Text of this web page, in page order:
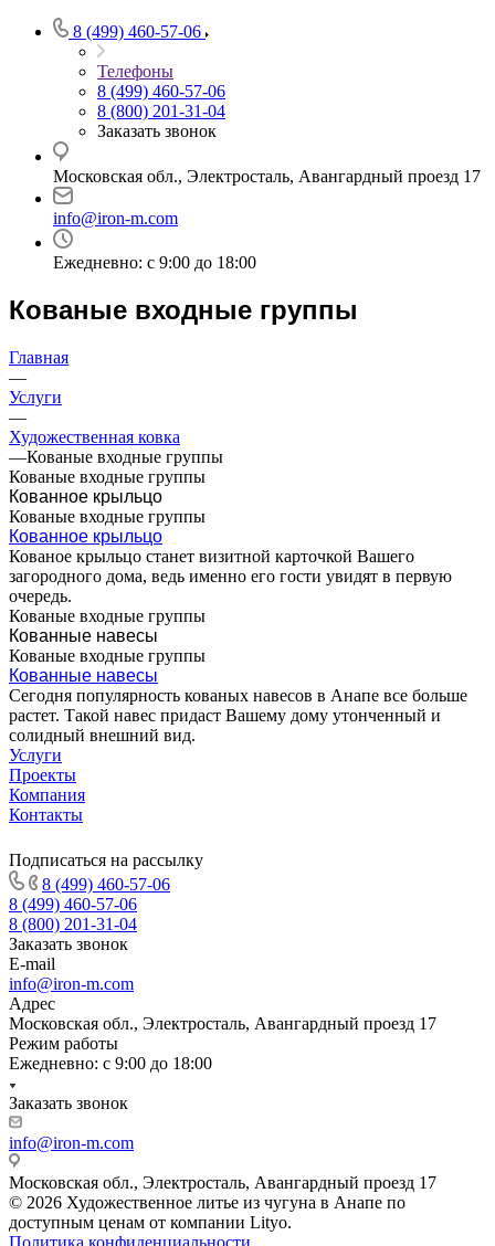
8 (499) 460-57-06
Телефоны
8 (499) 460-57-06
8 (800) 201-31-04
Заказать звонок
Московская обл., Электросталь, Авангардный проезд 17
info@iron-m.com
Ежедневно: с 9:00 до 18:00
Кованые входные группы
Главная
—
Услуги
—
Художественная ковка
—Кованые входные группы
Кованые входные группы
Кованное крыльцо
Кованые входные группы
Кованное крыльцо
Кованое крыльцо станет визитной карточкой Вашего
загородного дома, ведь именно его гости увидят в первую
очередь.
Кованые входные группы
Кованные навесы
Кованые входные группы
Кованные навесы
Сегодня популярность кованых навесов в Анапе все больше
растет. Такой навес придаст Вашему дому утонченный и
солидный внешний вид.
Услуги
Проекты
Компания
Контакты
Подписаться на рассылку
8 (499) 460-57-06
8 (499) 460-57-06
8 (800) 201-31-04
Заказать звонок
E-mail
info@iron-m.com
Адрес
Московская обл., Электросталь, Авангардный проезд 17
Режим работы
Ежедневно: с 9:00 до 18:00
Заказать звонок
info@iron-m.com
Московская обл., Электросталь, Авангардный проезд 17
© 2026 Художественное литье из чугуна в Анапе по
доступным ценам от компании Lityo.
Политика конфиденциальности